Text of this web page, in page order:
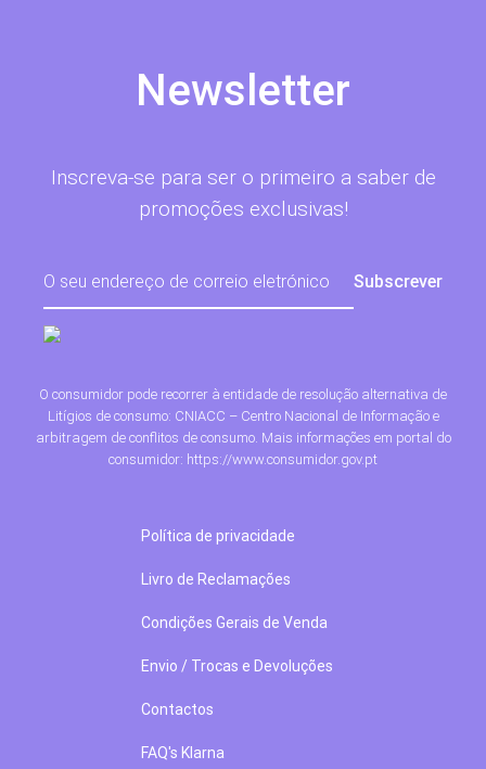
Newsletter
Inscreva-se para ser o primeiro a saber de
promoções exclusivas!
O consumidor pode recorrer à entidade de resolução alternativa de
Litígios de consumo: CNIACC – Centro Nacional de Informação e
arbitragem de conflitos de consumo. Mais informações em portal do
consumidor: https://www.consumidor.gov.pt
Política de privacidade
Livro de Reclamações
Condições Gerais de Venda
Envio / Trocas e Devoluções
Contactos
FAQ's Klarna